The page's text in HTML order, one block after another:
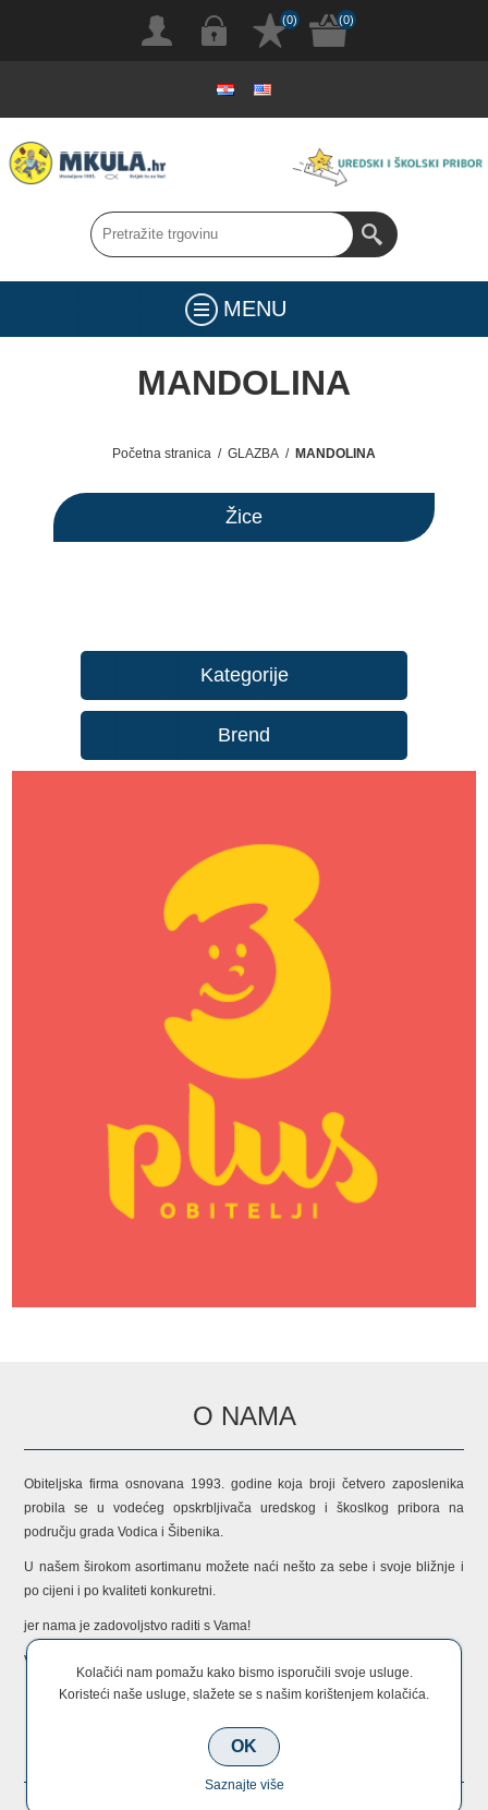
(0) (0)
MENU
MANDOLINA
Početna stranica / GLAZBA / MANDOLINA
Žice
Kategorije
Brend
O NAMA
Obiteljska firma osnovana 1993. godine koja broji četvero zaposlenika
probila se u vodećeg opskrbljivača uredskog i škoslkog pribora na
području grada Vodica i Šibenika.
U našem širokom asortimanu možete naći nešto za sebe i svoje bližnje i
po cijeni i po kvaliteti konkuretni.
jer nama je zadovoljstvo raditi s Vama!
Vaš MKula tim!
KONTAKTIRAJTE NAS
Kolačići nam pomažu kako bismo isporučili svoje usluge.
Koristeći naše usluge, slažete se s našim korištenjem kolačića.
OK
Saznajte više